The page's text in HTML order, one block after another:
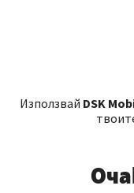
Използвай DSK